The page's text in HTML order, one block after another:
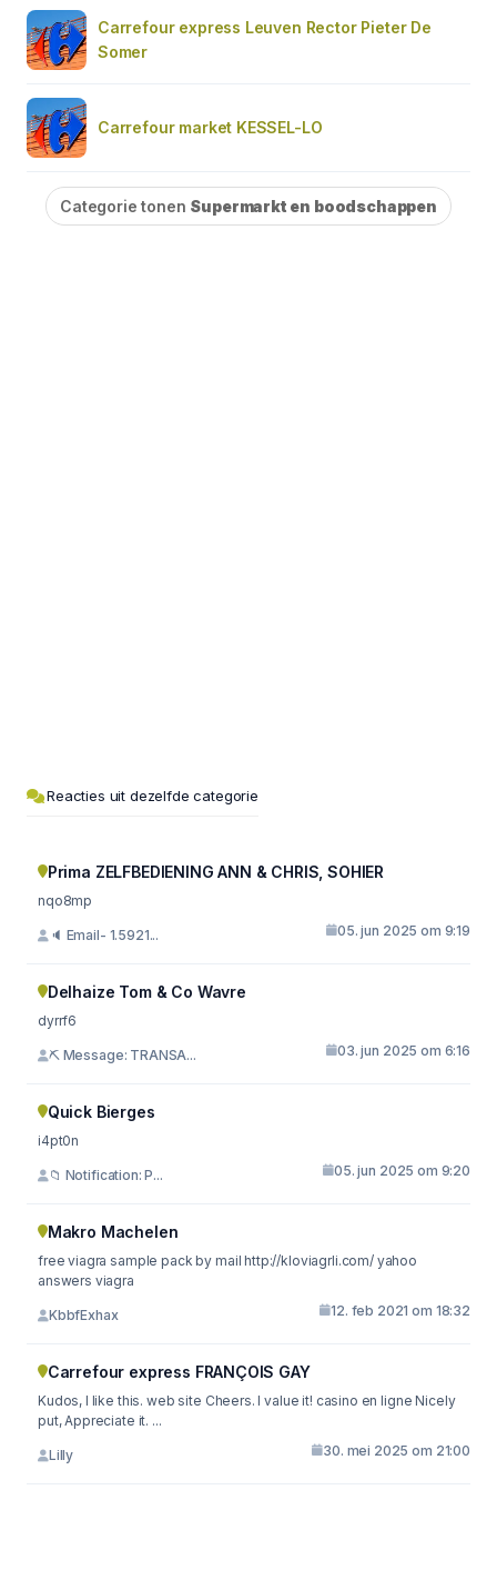
Carrefour express Leuven Rector Pieter De
Somer
Carrefour market KESSEL-LO
Categorie tonen Supermarkt en boodschappen
Reacties uit dezelfde categorie
Prima ZELFBEDIENING ANN & CHRIS, SOHIER
nqo8mp
🔈 Email- 1.5921... 05. jun 2025 om 9:19
Delhaize Tom & Co Wavre
dyrrf6
⛏ Message: TRANSA... 03. jun 2025 om 6:16
Quick Bierges
i4pt0n
📁 Notification: P... 05. jun 2025 om 9:20
Makro Machelen
free viagra sample pack by mail http://kloviagrli.com/ yahoo
answers viagra
KbbfExhax 12. feb 2021 om 18:32
Carrefour express FRANÇOIS GAY
Kudos, I like this. web site Cheers. I value it! casino en ligne Nicely
put, Appreciate it. ...
Lilly 30. mei 2025 om 21:00